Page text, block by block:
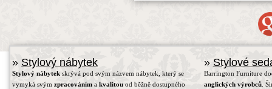
» Stylový nábytek
Stylový nábytek skrývá pod svým názvem nábytek, který se
vymyká svým zpracováním a kvalitou od běžně dostupného
» Stylové
Barrington Furniture
anglických výrobců.